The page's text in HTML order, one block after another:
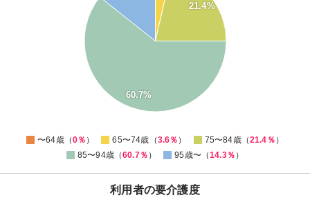
21.4%
60.7%
〜64歳（0％ ） 65〜74歳（3.6％ ） 75〜84歳（21.4％ ）
85〜94歳（60.7％ ） 95歳〜（14.3％ ）
利用者の要介護度